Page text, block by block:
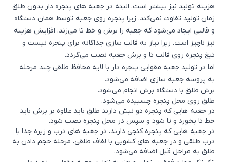
هزینه تولید نیز بیشتر است. البته در جعبه های پنجره دار بدون طلق
زمان تولید تفاوت نمی‌کند. زیرا پنجره روی جعبه توسط همان دستگاه
و قالبی ایجاد می‌شود که جعبه را برش و خط تا می‌زند. افزایش هزینه
نیز ناچیز است. زیرا نیاز به قالب سازی جداگانه برای پنجره نیست و
تیغ پنجره روی قالب تا و برش جعبه نصب می‌گردد.
اما در تولید جعبه مقوایی پنجره دار با لایه محافظ طلقی چند مرحله
به پروسه جعبه سازی اضافه می‌شود.
برش طلق با دستگاه برش انجام می‌شود.
طلق روی محل پنجره چسبیده می‌شود.
در جعبه هایی که پنجره دو نبش دارند طلق باید علاوه بر برش باید
خط تا بخورد و تا شود و سپس در محل پنجره نصب شود.
در جعبه هایی که پنجره کنجی دارند، در جعبه های درب و زیره جدا با
درب طلقی و در جعبه های کشویی با لفاف طلقی، مرحله حجم دادن به
طلق به مراحل قبل اضافه می‌شود.